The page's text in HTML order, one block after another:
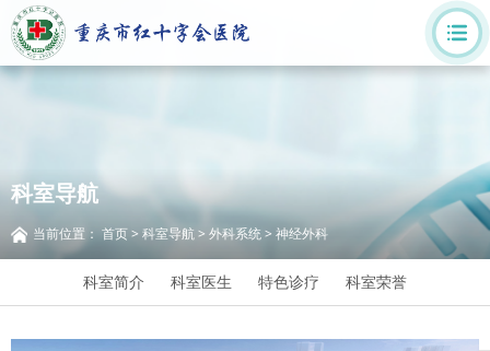
科室导航
当前位置： 首页> 科室导航> 外科系统> 神经外科
科室简介 科室医生 特色诊疗 科室荣誉